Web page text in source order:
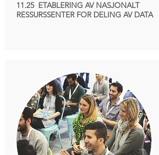
11.25 ETABLERING AV NASJONALT
RESSURSSENTER FOR DELING AV DATA